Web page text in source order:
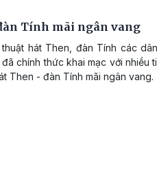
Tính mãi ngân vang
hát Then, đàn Tính các
chính thức khai mạc với nhiều
Then - đàn Tính mãi ngân vang.